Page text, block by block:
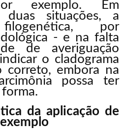
exemplo. Em
duas situações, a
por
- e na falta
de averiguação
o cladograma
correto, embora na
possa ter
da aplicação de